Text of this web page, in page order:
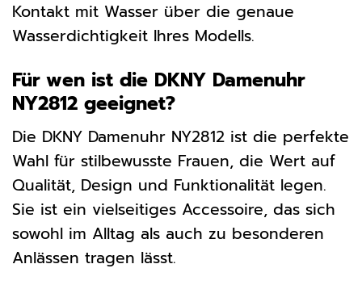
Kontakt mit Wasser über die genaue
Wasserdichtigkeit Ihres Modells.
Für wen ist die DKNY Damenuhr
NY2812 geeignet?
Die DKNY Damenuhr NY2812 ist die perfekte
Wahl für stilbewusste Frauen, die Wert auf
Qualität, Design und Funktionalität legen.
Sie ist ein vielseitiges Accessoire, das sich
sowohl im Alltag als auch zu besonderen
Anlässen tragen lässt.